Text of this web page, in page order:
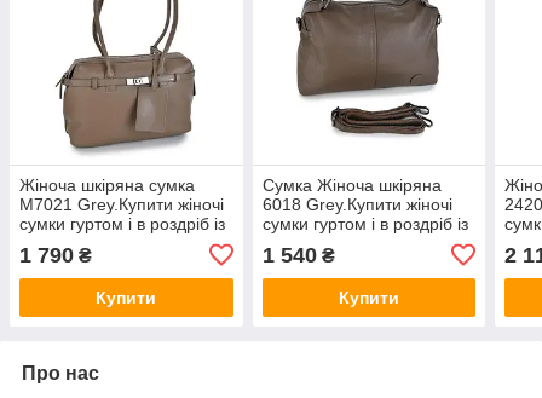
Жіноча шкіряна сумка
M7021 Grey.Купити жіночі
сумки гуртом і в роздріб із
Україні
1 790 ₴
Купити
Сумка Жіноча шкіряна
6018 Grey.Купити жіночі
сумки гуртом і в роздріб із
Україні
1 540₴
Купити
2
Про нас